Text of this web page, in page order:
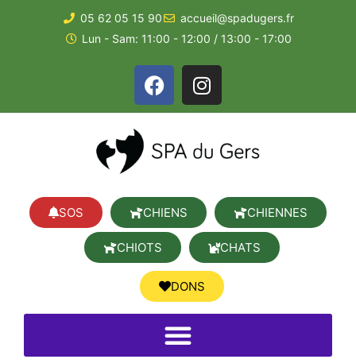
05 62 05 15 90
accueil@spadugers.fr
Lun - Sam: 11:00 - 12:00 / 13:00 - 17:00
SOS CHIENS CHIENNES
CHIOTS CHATS
DONS